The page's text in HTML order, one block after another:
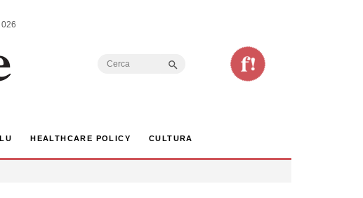
2026
Search
HEALTHCARE POLICY CULTURA